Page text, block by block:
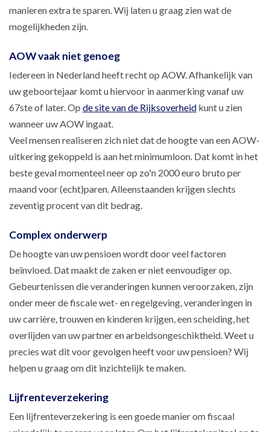
manieren extra te sparen. Wij laten u graag zien wat de
mogelijkheden zijn.
AOW vaak niet genoeg
Iedereen in Nederland heeft recht op AOW. Afhankelijk van
uw geboortejaar komt u hiervoor in aanmerking vanaf uw
67ste of later. Op de site van de Rijksoverheid kunt u zien
wanneer uw AOW ingaat.
Veel mensen realiseren zich niet dat de hoogte van een AOW-
uitkering gekoppeld is aan het minimumloon. Dat komt in het
beste geval momenteel neer op zo'n 2000 euro bruto per
maand voor (echt)paren. Alleenstaanden krijgen slechts
zeventig procent van dit bedrag.
Complex onderwerp
De hoogte van uw pensioen wordt door veel factoren
beïnvloed. Dat maakt de zaken er niet eenvoudiger op.
Gebeurtenissen die veranderingen kunnen veroorzaken, zijn
onder meer de fiscale wet- en regelgeving, veranderingen in
uw carrière, trouwen en kinderen krijgen, een scheiding, het
overlijden van uw partner en arbeidsongeschiktheid. Weet u
precies wat dit voor gevolgen heeft voor uw pensioen? Wij
helpen u graag om dit inzichtelijk te maken.
Lijfrenteverzekering
Een lijfrenteverzekering is een goede manier om fiscaal